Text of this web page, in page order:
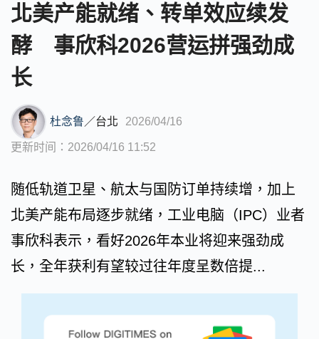
北美产能就绪、转单效应续发
酵 事欣科2026营运拼强劲成
长
杜念鲁 ／台北 2026/04/16
更新时间：2026/04/16 11:52
随低轨道卫星、航太与国防订单持续增，加上
北美产能布局逐步就绪，工业电脑（IPC）业者
事欣科表示，看好2026年本业将迎来强劲成
长，全年获利有望较过往年度呈数倍提...